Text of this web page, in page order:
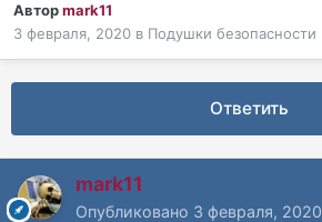
Авторmark11
3 февраля, 2020 в Подушки безопасности
Ответить
mark11
Опубликовано 3 февраля, 2020